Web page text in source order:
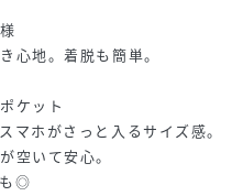
心地。着脱も簡単。
ケット
マホがさっと入るサイズ感。
空いて安心。
も◎